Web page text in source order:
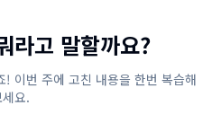
라고 말할까요?
이번 주에 고친 내용을 한번 복습해
요.